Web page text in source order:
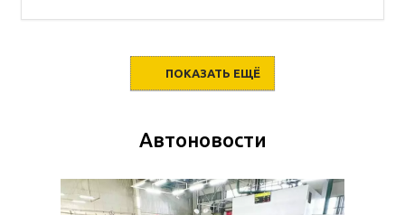
ПОКАЗАТЬ ЕЩЁ
Автоновости